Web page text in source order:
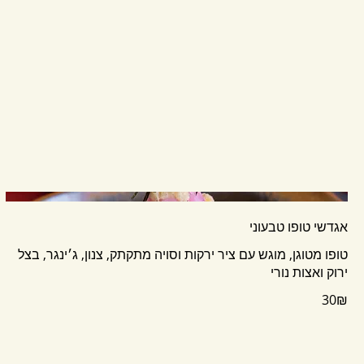
אגדשי טופו טבעוני
טופו מטוגן, מוגש עם ציר ירקות וסויה מתקתק, צנון, ג׳ינגר, בצל
ירוק ואצות נורי
‏30 ‏₪